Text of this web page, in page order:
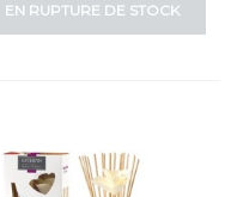
EN RUPTURE DE STOCK